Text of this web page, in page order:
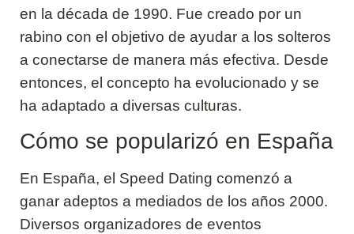
en la década de 1990. Fue creado por un
rabino con el objetivo de ayudar a los solteros
a conectarse de manera más efectiva. Desde
entonces, el concepto ha evolucionado y se
ha adaptado a diversas culturas.
Cómo se popularizó en España
En España, el Speed Dating comenzó a
ganar adeptos a mediados de los años 2000.
Diversos organizadores de eventos